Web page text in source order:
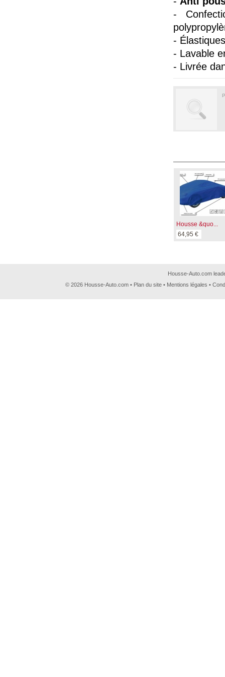
-
-
- Lavable
- Livrée
Housse &quo...
64,95 €
Housse-Auto.com
© 2026 Housse-Auto.com • Plan du site • Mentions légales •